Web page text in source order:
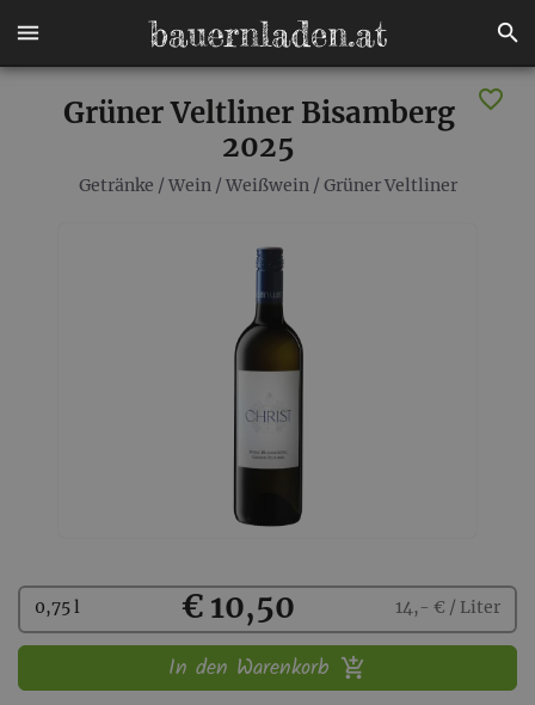
Grüner Veltliner Bisamberg
2025
Getränke / Wein/ Weißwein/ Grüner Veltliner
Kaufen
0,75 l € 10,50 14,- € / Liter
In den Warenkorb